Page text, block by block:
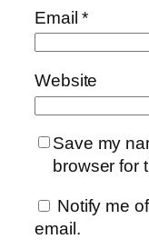
Email*
Website
Save my
browser for
Notify me
email.